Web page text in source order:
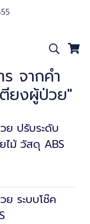
จากคำ
ยงผู้ป่วย"
ย ปรับระดับ
ไม้ วัสดุ ABS
ย ระบบโช๊ค